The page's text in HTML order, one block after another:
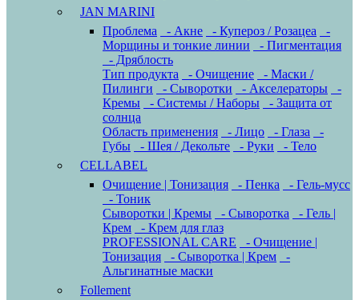
JAN MARINI
Проблема
- Акне - Купероз / Розацеа
-
Морщины и тонкие линии
- Пигментация
- Дряблость
Тип продукта
- Очищение
- Маски /
Пилинги
- Сыворотки - Акселераторы
-
Кремы
- Системы / Наборы
- Защита от
солнца
Область применения
- Лицо - Глаза
-
Губы
- Шея / Декольте - Руки
- Тело
CELLABEL
Очищение | Тонизация
- Пенка
- Гель-мусс
- Тоник
Сыворотки | Кремы
- Сыворотка
- Гель |
Крем
- Крем для глаз
PROFESSIONAL CARE
- Очищение |
Тонизация
- Сыворотка | Крем
-
Альгинатные маски
Follement